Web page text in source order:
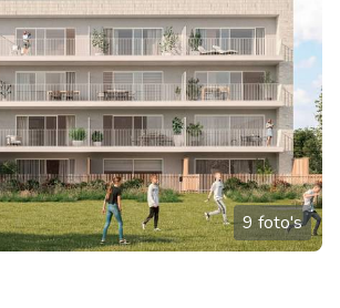
9 foto's